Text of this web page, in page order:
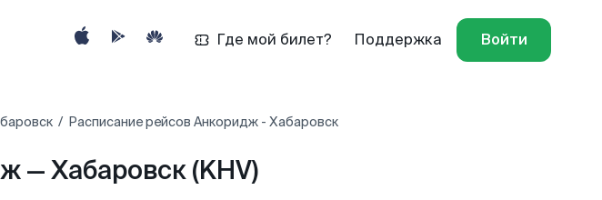
Где мой билет? Поддержка Войти
Расписание рейсов Анкоридж - Хабаровск
— Хабаровск (KHV)